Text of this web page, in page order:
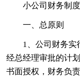
小公司财务制
一、总原则
1、公司财务实
经总经理审批的计
书面授权，财务负